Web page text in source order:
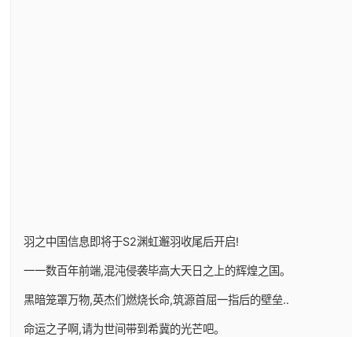
羽之中国信息即将于S2渊虹邂羽收尾后开启!
一一数百年前端,混沌侵袭毕高大天日之上的辉煌之国。
黑暗笼罩万物,英杰们燃烧长命,筑源首屈一指后的壁垒..
命运之子啊,请为世间带到希冀的光芒吧。